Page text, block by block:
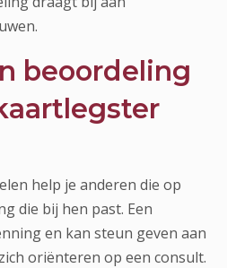
beoordeling
help je anderen die op
die bij hen past. Een
en kan steun geven aan
oriënteren op een consult.